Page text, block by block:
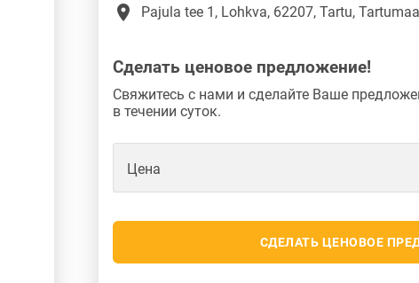
place Pajula tee 1, Lohkva, 62207, Tartu, Tartumaa
Сделать ценовое предложение!
Свяжитесь с нами и сделайте Ваше
в течении суток.
Цена
СДЕЛАТЬ ЦЕНОВОЕ